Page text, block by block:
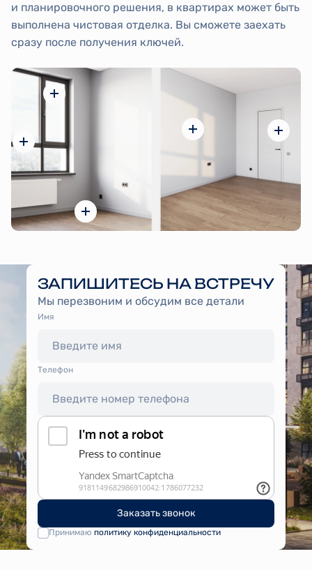
и планировочного решения, в квартирах может быть
выполнена чистовая отделка. Вы сможете заехать
сразу после получения ключей.
ЗАПИШИТЕСЬ НА ВСТРЕЧУ
Мы перезвоним и обсудим все детали
Имя
Tелефон
Заказать звонок
Принимаю политику конфиденциальности